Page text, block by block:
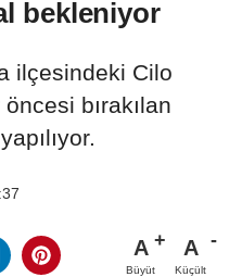
bekleniyor
ilçesindeki Cilo
bırakılan
A
Büyüt
A
Küçült